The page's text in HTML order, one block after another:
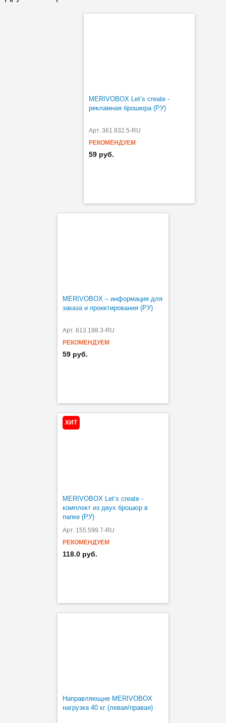
MERIVOBOX Let’s create -
рекламная брошюра (РУ)
Арт. 361.932.5-RU
РЕКОМЕНДУЕМ
59 руб.
MERIVOBOX – информация для
заказа и проектирования (РУ)
Арт. 613.198.3-RU
РЕКОМЕНДУЕМ
59 руб.
ХИТ
MERIVOBOX Let’s create -
комплект из двух брошюр в
папке (РУ)
Арт. 155.599.7-RU
РЕКОМЕНДУЕМ
118.0 руб.
Направляющие MERIVOBOX
нагрузка 40 кг (левая/правая)